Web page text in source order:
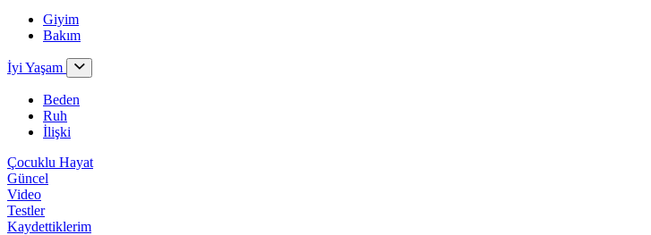
Giyim
Bakım
İyi Yaşam
Beden
Ruh
İlişki
Çocuklu Hayat
Güncel
Video
Testler
Kaydettiklerim